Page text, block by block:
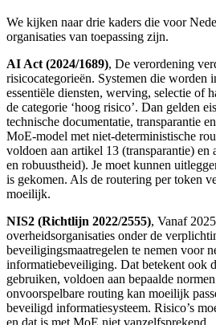
We kijken naar drie kaders die voor
organisaties van toepassing zijn.
AI Act (2024/1689), De verordening
risicocategorieën. Systemen die worden
essentiële diensten, werving, selectie of
de categorie ‘hoog risico’. Dan gelden
technische documentatie, transparantie
MoE-model met niet-deterministische
voldoen aan artikel 13 (transparantie)
en robuustheid). Je moet kunnen
is gekomen. Als de routering per token
moeilijk.
NIS2 (Richtlijn 2022/2555), Vanaf
overheidsorganisaties onder de
beveiligingsmaatregelen te nemen voor
informatiebeveiliging. Dat betekent ook
gebruiken, voldoen aan bepaalde
onvoorspelbare routing kan moeilijk
beveiligd informatiesysteem. Risico’s